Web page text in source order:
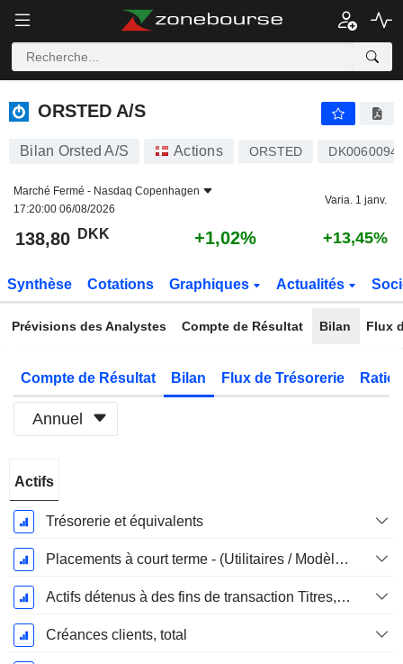
ORSTED A/S
ORSTED A/S
Bilan Orsted A/S Actions ORSTED
Marché Fermé - Nasdaq Copenhagen
17:20:00 06/08/2026
Varia. 1 janv.
138,80 DKK +1,02% +13,45%
Synthèse Cotations Graphiques Actualités
Prévisions des Analystes Compte de Résultat Bilan Flux
Compte de Résultat Bilan Flux de Trésorerie
Annuel
Fiscale:
Décembre
Actifs
Trésorerie et équivalents
Placements à court terme - (Utilitaires / Modèles d'assurance)
Actifs détenus à des fins de transaction Titres, totalActifs détenus à des fins de transactions (Trading), Total.
Créances clients, total